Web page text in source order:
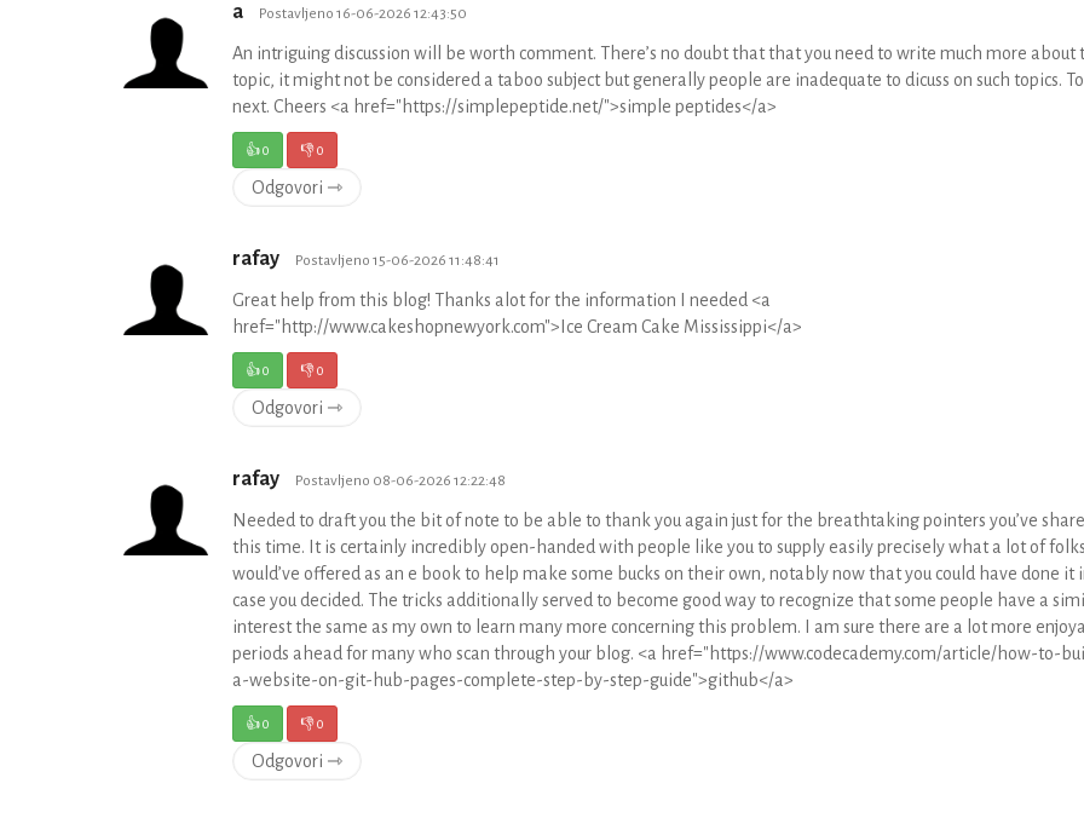
a Postavljeno 16-06-2026 12:43:50
An intriguing discussion will be worth comment. There’s no doubt that that you need to write much more about
topic, it might not be considered a taboo subject but generally people are inadequate to dicuss on such topics.
next. Cheers <a href="https://simplepeptide.net/">simple peptides</a>
👍0 👎0
Odgovori ⇾
rafay Postavljeno 15-06-2026 11:48:41
Great help from this blog! Thanks alot for the information I needed <a
href="http://www.cakeshopnewyork.com">Ice Cream Cake Mississippi</a>
👍0 👎0
Odgovori ⇾
rafay Postavljeno 08-06-2026 12:22:48
Needed to draft you the bit of note to be able to thank you again just for the breathtaking pointers you’ve
this time. It is certainly incredibly open-handed with people like you to supply easily precisely what a lot of folks
would’ve offered as an e book to help make some bucks on their own, notably now that you could have done it
case you decided. The tricks additionally served to become good way to recognize that some people have a
interest the same as my own to learn many more concerning this problem. I am sure there are a lot more
periods ahead for many who scan through your blog. <a href="https://www.codecademy.com/article/how-to-
a-website-on-git-hub-pages-complete-step-by-step-guide">github</a>
👍0 👎0
Odgovori ⇾